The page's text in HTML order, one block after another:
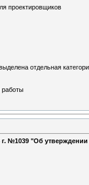
проектировщиков
отдельная
работы
г. №1039 "Об